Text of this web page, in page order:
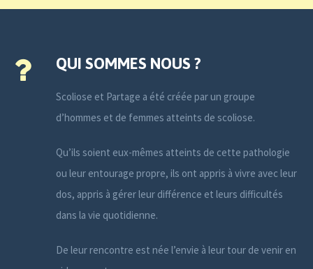
QUI SOMMES NOUS ?
Scoliose et Partage a été créée par un groupe
d’hommes et de femmes atteints de scoliose.
Qu’ils soient eux-mêmes atteints de cette pathologie
ou leur entourage propre, ils ont appris à vivre avec leur
dos, appris à gérer leur différence et leurs difficultés
dans la vie quotidienne.
De leur rencontre est née l’envie à leur tour de venir en